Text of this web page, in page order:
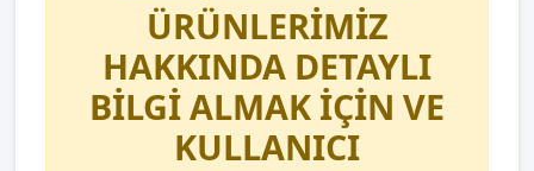
ÜRÜNLERİMİZ
HAKKINDA DETAYLI
BİLGİ ALMAK İÇİN VE
KULLANICI